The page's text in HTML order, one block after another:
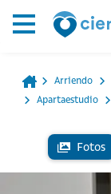
Arriendo
Apartaestudio
Fotos